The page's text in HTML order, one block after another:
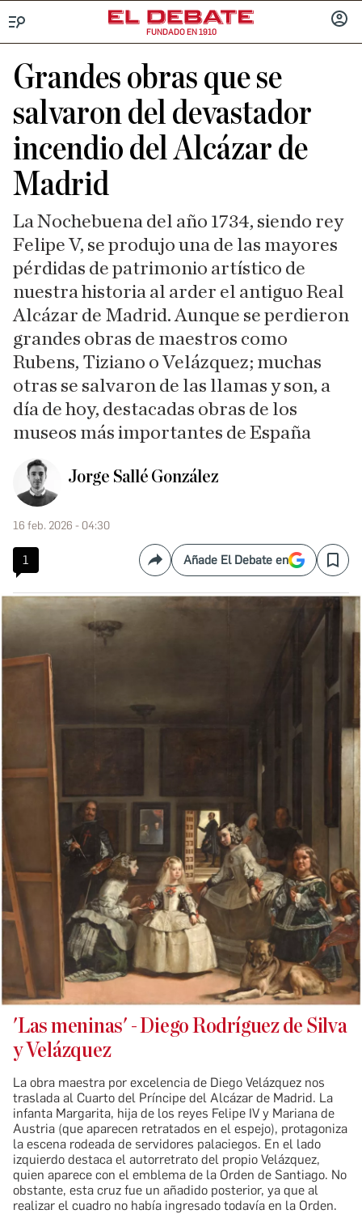
FUNDADO EN 1910
Grandes obras que se
salvaron del devastador
incendio del Alcázar de
Madrid
La Nochebuena del año 1734, siendo rey
Felipe V, se produjo una de las mayores
pérdidas de patrimonio artístico de
nuestra historia al arder el antiguo Real
Alcázar de Madrid. Aunque se perdieron
grandes obras de maestros como
Rubens, Tiziano o Velázquez; muchas
otras se salvaron de las llamas y son, a
día de hoy, destacadas obras de los
museos más importantes de España
Jorge Sallé González
16 feb. 2026 - 04:30
1 CompartirAñade El Debate en Save
'Las meninas' - Diego Rodríguez de Silva
y Velázquez
La obra maestra por excelencia de Diego Velázquez nos
traslada al Cuarto del Príncipe del Alcázar de Madrid. La
infanta Margarita, hija de los reyes Felipe IV y Mariana de
Austria (que aparecen retratados en el espejo), protagoniza
la escena rodeada de servidores palaciegos. En el lado
izquierdo destaca el autorretrato del propio Velázquez,
quien aparece con el emblema de la Orden de Santiago. No
obstante, esta cruz fue un añadido posterior, ya que al
realizar el cuadro no había ingresado todavía en la Orden.